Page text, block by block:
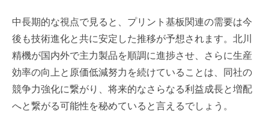
中長期的な視点で見ると、プリント基板関連の需要は今
後も技術進化と共に安定した推移が予想されます。北川
精機が国内外で主力製品を順調に進捗させ、さらに生産
効率の向上と原価低減努力を続けていることは、同社の
競争力強化に繋がり、将来的なさらなる利益成長と増配
へと繋がる可能性を秘めていると言えるでしょう。